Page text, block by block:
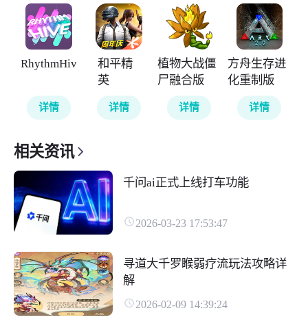
RhythmHive
详情
和平精
英
详情
植物大战僵
尸融合版
详情
方舟生存进
化重制版
详情
相关资讯
千问ai正式上线打车功能
2026-03-23 17:53:47
寻道大千罗睺弱疗流玩法攻略详
解
2026-02-09 14:39:24